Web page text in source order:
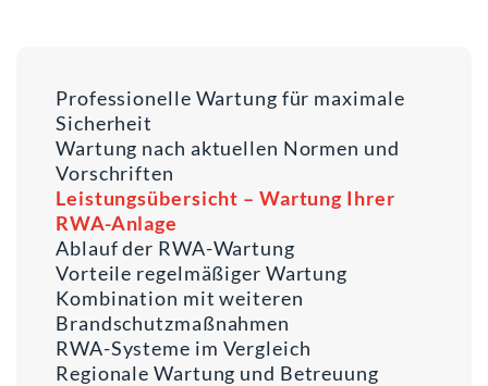
Professionelle Wartung für maximale
Sicherheit
Wartung nach aktuellen Normen und
Vorschriften
Leistungsübersicht – Wartung Ihrer
RWA-Anlage
Ablauf der RWA-Wartung
Vorteile regelmäßiger Wartung
Kombination mit weiteren
Brandschutzmaßnahmen
RWA-Systeme im Vergleich
Regionale Wartung und Betreuung